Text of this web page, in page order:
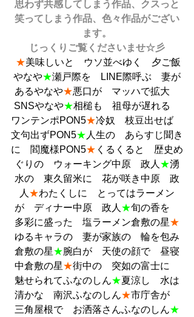
思わず共感してしまう作品、クスっと
笑ってしまう作品、色々作品がござい
ます。
じっくりご覧くださいませ☆彡
★美味しいと　ウソ並べゆく　夕ご飯
やなや★瀬戸際を　LINE際呼ぶ　妻が
あるやなや★悪口が　マッハで拡大
SNSやなや★相槌も　祖母が遅れる
ワンテンポPON5★冷奴　枝豆出せば
文句出ずPON5★ 人生の　あらすじ聞き
に　閻魔様PON5★ くるくると　歴史め
ぐりの　ウォーキング中原　政人 ★湧
水の　東久留米に　花が咲き中原　政
人 ★わたくしに　とってはラーメン
が　ディナー中原　政人 ★旬の香を
多彩に盛った　塩ラーメン倉敷の星★
ゆるキャラの　妻が家族の　輪を包み
倉敷の星★腕白が　天使の顔で　昼寝
中倉敷の星★街中の　突如の富士に
魅せられてふなのしん★夏涼し　水は
清かな　南沢ふなのしん★市庁舎が
三角屋根で　お洒落さんふなのしん★